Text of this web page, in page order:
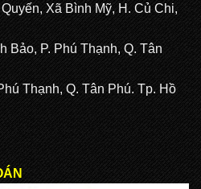
Xã Bình Mỹ, H. Củ Chi,
Bảo, P. Phú Thạnh, Q. Tân
Thạnh, Q. Tân Phú. Tp. Hồ